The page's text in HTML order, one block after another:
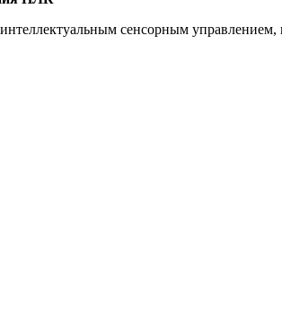
сенсорным